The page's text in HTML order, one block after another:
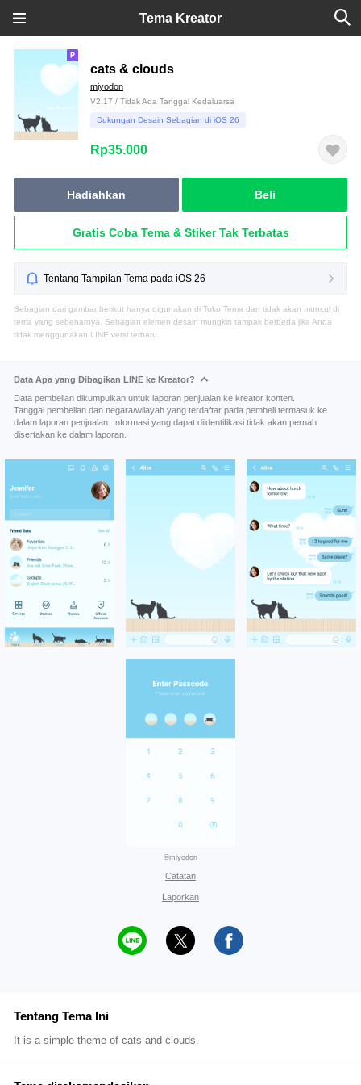
Tema Kreator
cats & clouds
miyodon
V2.17 / Tidak Ada Tanggal Kedaluarsa
Dukungan Desain Sebagian di iOS 26
Rp35.000
Hadiahkan Beli
Gratis Coba Tema & Stiker Tak Terbatas
Tentang Tampilan Tema pada iOS 26
Sebagian dari gambar berikut hanya digunakan di Toko Tema dan tidak akan muncul di
tema yang sebenarnya. Sebagian elemen desain mungkin tampak berbeda jika Anda
tidak menggunakan LINE versi terbaru.
Data Apa yang Dibagikan LINE ke Kreator?
Data pembelian dikumpulkan untuk laporan penjualan ke kreator konten.
Tanggal pembelian dan negara/wilayah yang terdaftar pada pembeli termasuk ke
dalam laporan penjualan. Informasi yang dapat diidentifikasi tidak akan pernah
disertakan ke dalam laporan.
©miyodon
Catatan
Laporkan
Tentang Tema Ini
It is a simple theme of cats and clouds.